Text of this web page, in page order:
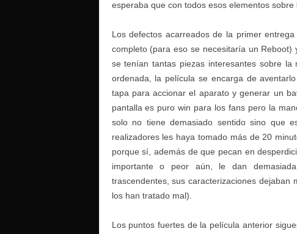
esperaba que con todos esos elementos
Los defectos acarreados de la primer
completo (para eso se necesitaría un
se tenían tantas piezas interesantes sobre
ordenada, la película se encarga de
tapa para accionar el aparato y generar un
pantalla es puro win para los fans pero la
solo no tiene demasiado sentido sino que
realizadores les haya tomado más de 20
porque sí, además de que pecan en
importante o peor aún, le dan
trascendentes, sus caracterizaciones dejaban
los han tratado mal).
Los puntos fuertes de la película anterior